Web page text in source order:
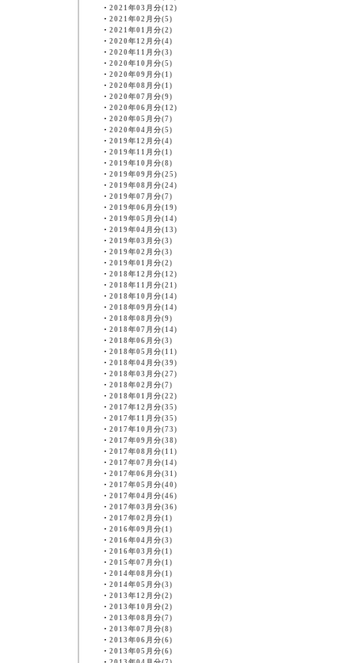
・ 2021年03月分(12)
・ 2021年02月分(5)
・ 2021年01月分(2)
・ 2020年12月分(4)
・ 2020年11月分(3)
・ 2020年10月分(5)
・ 2020年09月分(1)
・ 2020年08月分(1)
・ 2020年07月分(9)
・ 2020年06月分(12)
・ 2020年05月分(7)
・ 2020年04月分(5)
・ 2019年12月分(4)
・ 2019年11月分(1)
・ 2019年10月分(8)
・ 2019年09月分(25)
・ 2019年08月分(24)
・ 2019年07月分(7)
・ 2019年06月分(19)
・ 2019年05月分(14)
・ 2019年04月分(13)
・ 2019年03月分(3)
・ 2019年02月分(3)
・ 2019年01月分(2)
・ 2018年12月分(12)
・ 2018年11月分(21)
・ 2018年10月分(14)
・ 2018年09月分(14)
・ 2018年08月分(9)
・ 2018年07月分(14)
・ 2018年06月分(3)
・ 2018年05月分(11)
・ 2018年04月分(39)
・ 2018年03月分(27)
・ 2018年02月分(7)
・ 2018年01月分(22)
・ 2017年12月分(35)
・ 2017年11月分(35)
・ 2017年10月分(73)
・ 2017年09月分(38)
・ 2017年08月分(11)
・ 2017年07月分(14)
・ 2017年06月分(31)
・ 2017年05月分(40)
・ 2017年04月分(46)
・ 2017年03月分(36)
・ 2017年02月分(1)
・ 2016年09月分(1)
・ 2016年04月分(3)
・ 2016年03月分(1)
・ 2015年07月分(1)
・ 2014年08月分(1)
・ 2014年05月分(3)
・ 2013年12月分(2)
・ 2013年10月分(2)
・ 2013年08月分(7)
・ 2013年07月分(8)
・ 2013年06月分(6)
・ 2013年05月分(6)